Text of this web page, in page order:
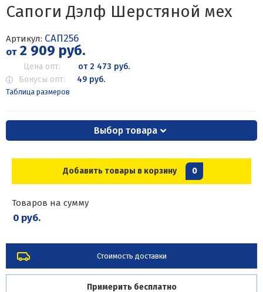
Сапоги Дэлф Шерстяной мех
Артикул: САП256
от2 909 руб.
Цена опт:
от 2 473 руб.
Бонусы опт:
49 руб.
Таблица размеров
Выбор товара
Добавить товары в корзину 0
Товаров на сумму
0 руб.
Стоимость доставки
Примерить бесплатно